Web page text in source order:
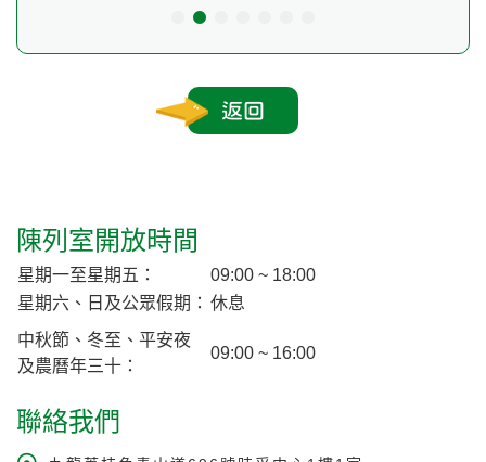
返回
陳列室開放時間
星期一至星期五：
09:00 ~ 18:00
星期六、日及公眾假期： 休息
中秋節、冬至、平安夜
及農曆年三十：
09:00 ~ 16:00
聯絡我們